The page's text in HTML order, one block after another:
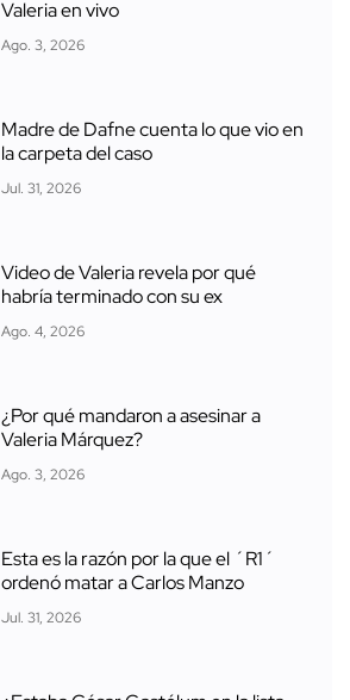
Valeria en vivo
Ago. 3, 2026
Madre de Dafne cuenta lo que vio en
la carpeta del caso
Jul. 31, 2026
Video de Valeria revela por qué
habría terminado con su ex
Ago. 4, 2026
¿Por qué mandaron a asesinar a
Valeria Márquez?
Ago. 3, 2026
Esta es la razón por la que el ´R1´
ordenó matar a Carlos Manzo
Jul. 31, 2026